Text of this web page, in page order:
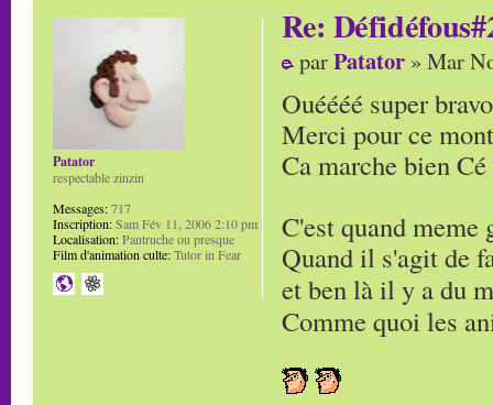
Re:
parPatator » Mar
Ouéééé super
Merci pour ce
Ca marche bien
C'est quand
Quand il s'agit de
et ben là il y a du
Comme quoi les
Patator
respectable zinzin
Messages:717
Inscription:Sam Fév 11, 2006 2:10 pm
Localisation:Pantruche ou presque
Film d'animation culte:Tutor in Fear